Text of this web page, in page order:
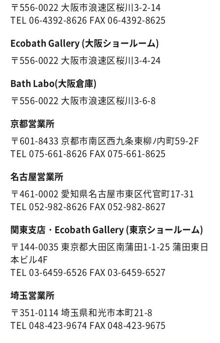
〒556-0022 大阪市浪速区桜川3-2-14
TEL 06-4392-8626 FAX 06-4392-8625
Ecobath Gallery (大阪ショールーム)
〒556-0022 大阪市浪速区桜川3-4-24
Bath Labo(大阪倉庫)
〒556-0022 大阪市浪速区桜川3-6-8
京都営業所
〒601-8433 京都市南区西九条東柳ﾉ内町59-2F
TEL 075-661-8626 FAX 075-661-8625
名古屋営業所
〒461-0002 愛知県名古屋市東区代官町17-31
TEL 052-982-8626 FAX 052-982-8627
関東支店・Ecobath Gallery (東京ショールーム)
〒144-0035 東京都大田区南蒲田1-1-25 蒲田東日
本ビル4F
TEL 03-6459-6526 FAX 03-6459-6527
埼玉営業所
〒351-0114 埼玉県和光市本町21-8
TEL 048-423-9674 FAX 048-423-9675